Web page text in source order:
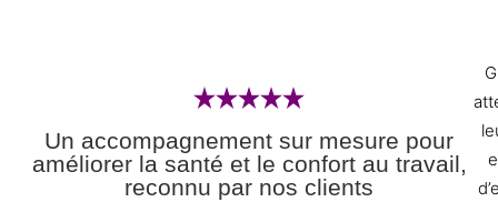
Un accompagnement sur mesure pour
améliorer la santé et le confort au travail,
reconnu par nos clients